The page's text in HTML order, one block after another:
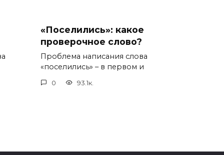
«Поселились»: какое
проверочное слово?
Проблема написания слова
«поселились» – в первом и
0 93.1к.